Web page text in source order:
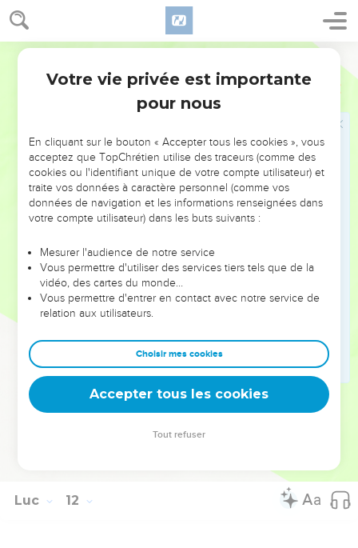
11
C’est pourquoi Dieu, dans sa sagesse, a déclaré : “Je leur
enverrai des prophètes et des apôtres ; ils tueront certains
d’entre eux et en persécuteront d’autres.”
Par conséquent, les gens d’aujourd’hui supporteront les
conséquences des meurtres commis contre tous les
prophètes depuis la création du monde,
depuis le meurtre d’Abel jusqu’à celui de Zacharie, qui fut
tué entre l’autel et le sanctuaire. Oui, je vous l’affirme, les
gens d’aujourd’hui supporteront les conséquences de tous
ces meurtres !
« Malheur à vous, maîtres de la loi ! Vous avez pris la clé
vous-mêmes et vous empêchez d’entrer ceux qui le
désirent. »
Quand Jésus fut sorti de cette maison, les maîtres de la loi
et les Pharisiens se mirent à lui manifester une violente
sujets :
ils lui tendaient des pièges pour essayer de surprendre
quelque chose de faux dans ses paroles.
© Société biblique française – Bibli’O, 1997, avec autorisation. Pour vous procurer
Luc 12
Votre vie privée est importante
pour nous
En cliquant sur le bouton « Accepter tous les cookies », vous
acceptez que TopChrétien utilise des traceurs (comme des
cookies ou l'identifiant unique de votre compte utilisateur) et
traite vos données à caractère personnel (comme vos
données de navigation et les informations renseignées dans
votre compte utilisateur) dans les buts suivants :
Mesurer l'audience de notre service
Vous permettre d'utiliser des services tiers tels que de la
vidéo, des cartes du monde…
Vous permettre d'entrer en contact avec notre service de
relation aux utilisateurs.
Choisir mes cookies
Accepter tous les cookies
Tout refuser